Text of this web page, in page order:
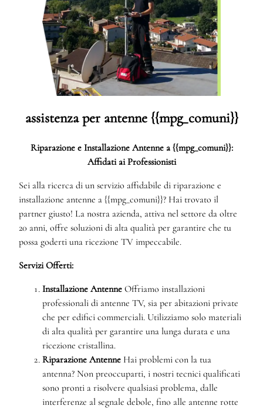
assistenza per antenne {{mpg_comuni}}
Riparazione e Installazione Antenne a {{mpg_comuni}}:
Affidati ai Professionisti
Sei alla ricerca di un servizio affidabile di riparazione e
installazione antenne a {{mpg_comuni}}? Hai trovato il
partner giusto! La nostra azienda, attiva nel settore da oltre
20 anni, offre soluzioni di alta qualità per garantire che tu
possa goderti una ricezione TV impeccabile.
Servizi Offerti:
Installazione Antenne Offriamo installazioni
professionali di antenne TV, sia per abitazioni private
che per edifici commerciali. Utilizziamo solo materiali
di alta qualità per garantire una lunga durata e una
ricezione cristallina.
Riparazione Antenne Hai problemi con la tua
antenna? Non preoccuparti, i nostri tecnici qualificati
sono pronti a risolvere qualsiasi problema, dalle
interferenze al segnale debole, fino alle antenne rotte